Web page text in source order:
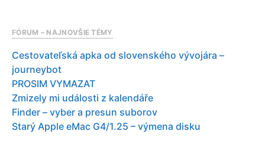
FÓRUM – NAJNOVŠIE TÉMY
Cestovateľská apka od slovenského vývojára –
journeybot
PROSIM VYMAZAT
Zmizely mi události z kalendáře
Finder – vyber a presun suborov
Starý Apple eMac G4/1.25 – výmena disku